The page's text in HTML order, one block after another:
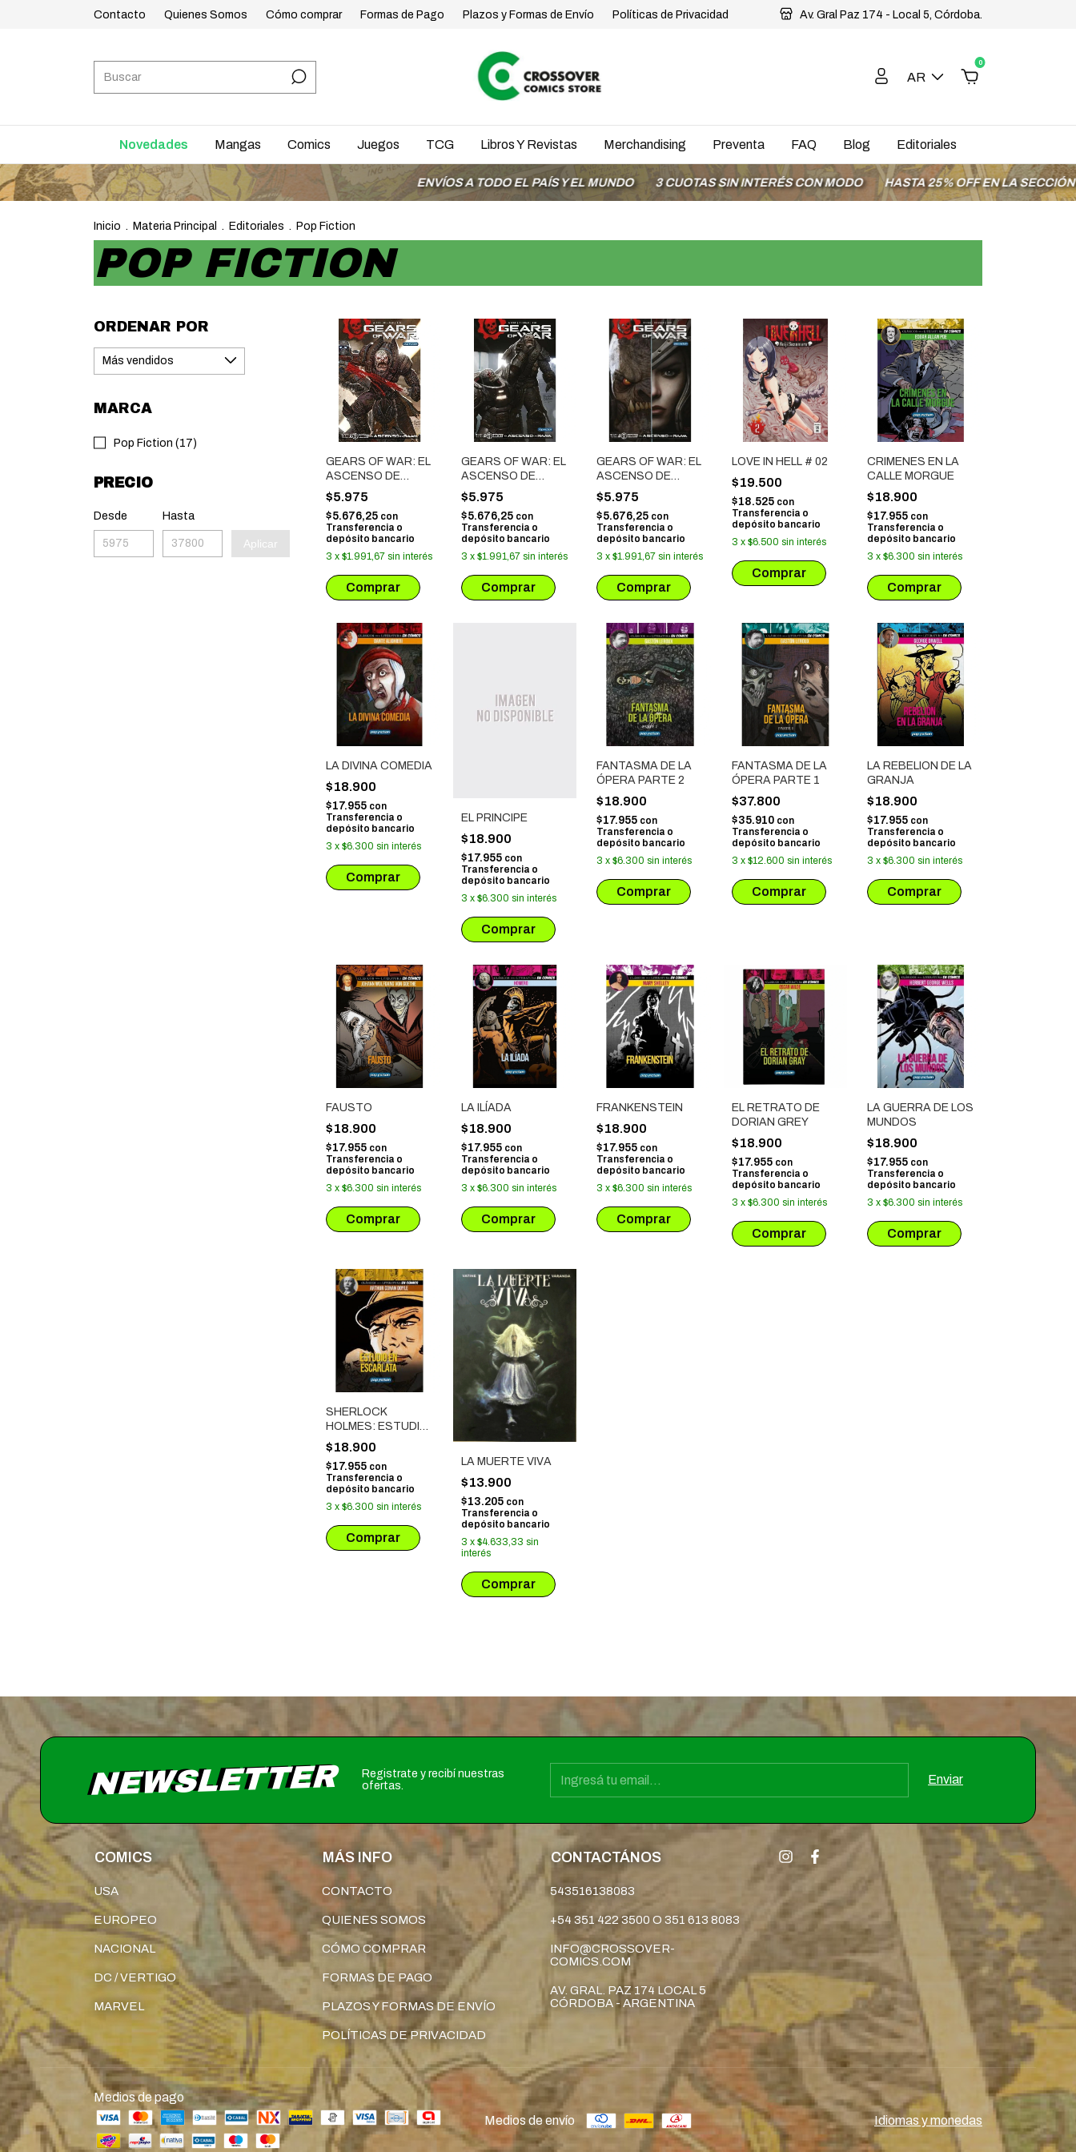
Contacto Quienes Somos Cómo comprar Formas de Pago Plazos y Formas de Envío Políticas de Privacidad Av. Gral Paz 174 - Local 5, Córdoba.
AR
0
Novedades Mangas Comics Juegos TCG Libros Y Revistas Merchandising Preventa FAQ Blog Editoriales
ENVÍOS A TODO EL PAÍS Y EL MUNDO 3 CUOTAS SIN INTERÉS CON MODO HASTA 25% OFF EN LA SECCIÓN
Inicio . Materia Principal . Editoriales . Pop Fiction
POP FICTION
ORDENAR POR
MARCA
Pop Fiction (17)
PRECIO
Desde Hasta
Aplicar
GEARS OF WAR: EL
ASCENSO DE
RAAM # 01
$5.975
$5.676,25 con
Transferencia o
depósito bancario
3 x $1.991,67 sin interés
GEARS OF WAR: EL
ASCENSO DE
RAAM # 03
$5.975
$5.676,25 con
Transferencia o
depósito bancario
3 x $1.991,67 sin interés
GEARS OF WAR: EL
ASCENSO DE
RAAM # 02
$5.975
$5.676,25 con
Transferencia o
depósito bancario
3 x $1.991,67 sin interés
LOVE IN HELL # 02
$19.500
$18.525 con
Transferencia o
depósito bancario
3 x $6.500 sin interés
CRIMENES EN LA
CALLE MORGUE
$18.900
$17.955 con
Transferencia o
depósito bancario
3 x $6.300 sin interés
LA DIVINA COMEDIA
$18.900
$17.955 con
Transferencia o
depósito bancario
3 x $6.300 sin interés
EL PRINCIPE
$18.900
$17.955 con
Transferencia o
depósito bancario
3 x $6.300 sin interés
FANTASMA DE LA
ÓPERA PARTE 2
$18.900
$17.955 con
Transferencia o
depósito bancario
3 x $6.300 sin interés
FANTASMA DE LA
ÓPERA PARTE 1
$37.800
$35.910 con
Transferencia o
depósito bancario
3 x $12.600 sin interés
LA REBELION DE LA
GRANJA
$18.900
$17.955 con
Transferencia o
depósito bancario
3 x $6.300 sin interés
FAUSTO
$18.900
$17.955 con
Transferencia o
depósito bancario
3 x $6.300 sin interés
LA ILÍADA
$18.900
$17.955 con
Transferencia o
depósito bancario
3 x $6.300 sin interés
FRANKENSTEIN
$18.900
$17.955 con
Transferencia o
depósito bancario
3 x $6.300 sin interés
EL RETRATO DE
DORIAN GREY
$18.900
$17.955 con
Transferencia o
depósito bancario
3 x $6.300 sin interés
LA GUERRA DE LOS
MUNDOS
$18.900
$17.955 con
Transferencia o
depósito bancario
3 x $6.300 sin interés
SHERLOCK
HOLMES: ESTUDIO
EN ESCARLATA
$18.900
$17.955 con
Transferencia o
depósito bancario
3 x $6.300 sin interés
LA MUERTE VIVA
$13.900
$13.205 con
Transferencia o
depósito bancario
3 x $4.633,33 sin
interés
NEWSLETTER
Registrate y recibí nuestras
ofertas.
COMICS
USA
EUROPEO
NACIONAL
DC / VERTIGO
MARVEL
MÁS INFO
CONTACTO
QUIENES SOMOS
CÓMO COMPRAR
FORMAS DE PAGO
PLAZOS Y FORMAS DE ENVÍO
POLÍTICAS DE PRIVACIDAD
CONTACTÁNOS
543516138083
+54 351 422 3500 O 351 613 8083
INFO@CROSSOVER-
COMICS.COM
AV. GRAL. PAZ 174 LOCAL 5
CÓRDOBA - ARGENTINA
Medios de pago
Medios de envío
Idiomas y monedas